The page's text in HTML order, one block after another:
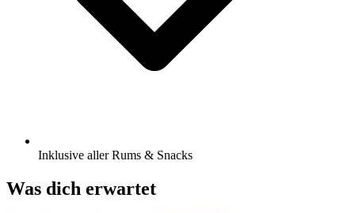
Inklusive aller Rums & Snacks
Was dich erwartet